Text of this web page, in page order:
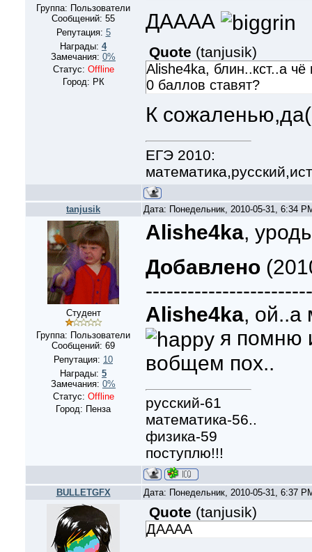
Группа: Пользователи
Сообщений: 55
Репутация: 5
Награды: 4
Замечания: 0%
Статус: Offline
Город: РК
ДАААА
Quote (tanjusik)
Alishe4ka, блин..кст..а
0 баллов ставят?
К
ЕГЭ 2010:
tanjusik Дата: Понедельник, 2010-05-31, 6:34
Студент
Группа: Пользователи
Сообщений: 69
Репутация: 10
Награды: 5
Замечания: 0%
Статус: Offline
Город: Пенза
Alishe4ka,
Добавлено
Alishe4ka, ой..а
я помню
вобщем пох..
русский-61
математика-56..
физика-59
поступлю!!!
BULLETGFX Дата: Понедельник, 2010-05-31, 6:37
Quote (tanjusik)
ДАААА